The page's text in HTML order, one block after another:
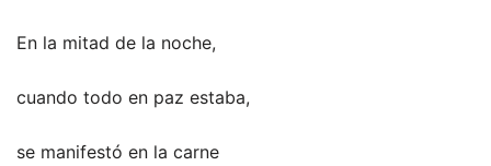
En la mitad de la noche,
cuando todo en paz estaba,
se manifestó en la carne